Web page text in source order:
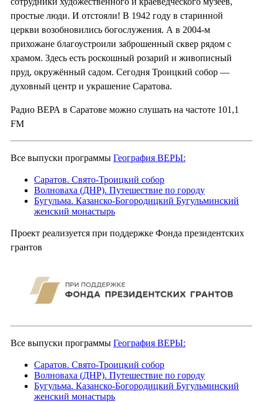
простые люди. И отстояли! В 1942 году в старинной
церкви возобновились богослужения. А в 2004-м
прихожане благоустроили заброшенный сквер рядом с
храмом. Здесь есть роскошный розарий и живописный
пруд, окружённый садом. Сегодня Троицкий собор —
духовный центр и украшение Саратова.
Радио ВЕРА в Саратове можно слушать на частоте 101,1
FM
Все выпуски программы География ВЕРЫ:
Саратов. Свято-Троицкий собор
Волноваха (ДНР). Путешествие по городу
Бугульма. Казанско-Богородицкий Бугульминский
женский монастырь
Проект реализуется при поддержке Фонда президентских
грантов
Все выпуски программы География ВЕРЫ:
Саратов. Свято-Троицкий собор
Волноваха (ДНР). Путешествие по городу
Бугульма. Казанско-Богородицкий Бугульминский
женский монастырь